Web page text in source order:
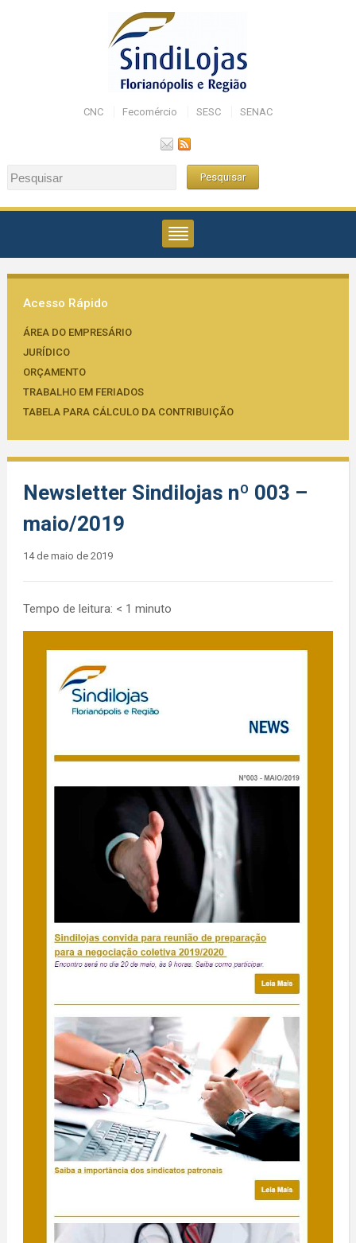
CNC Fecomércio SESC SENAC
Acesso Rápido
ÁREA DO EMPRESÁRIO
JURÍDICO
ORÇAMENTO
TRABALHO EM FERIADOS
TABELA PARA CÁLCULO DA CONTRIBUIÇÃO
Newsletter Sindilojas nº 003 –
maio/2019
14 de maio de 2019
Tempo de leitura: < 1 minuto